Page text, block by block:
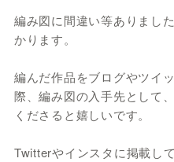
編み図に間違い等ありまし
かります。
編んだ作品をブログやツイ
際、編み図の入手先として
くださると嬉しいです。
Twitterやインスタに掲載し